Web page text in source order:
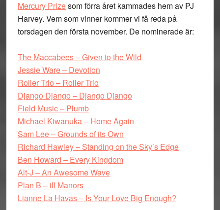
Mercury Prizesom förra året kammades hem av PJ
Harvey. Vem som vinner kommer vi få reda på
torsdagen den första november. De nominerade är:
The Maccabees – Given to the Wild
Jessie Ware – Devotion
Roller Trio – Roller Trio
Django Django – Django Django
Field Music – Plumb
Michael Kiwanuka – Home Again
Sam Lee – Grounds of its Own
Richard Hawley – Standing on the Sky’s Edge
Ben Howard – Every Kingdom
Alt-J – An Awesome Wave
Plan B – ill Manors
Lianne La Havas – Is Your Love Big Enough?